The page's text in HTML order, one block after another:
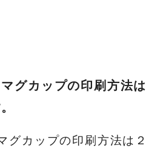
グカップの印刷方法
グカップの印刷方法は